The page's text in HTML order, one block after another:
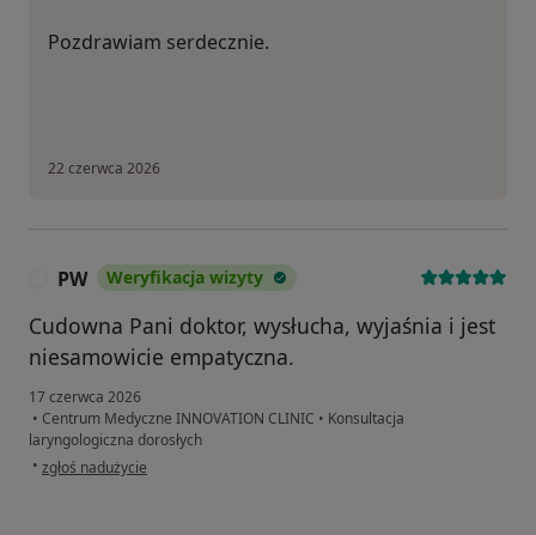
Pozdrawiam serdecznie.
22 czerwca 2026
PW Weryfikacja wizyty
Cudowna Pani doktor, wysłucha, wyjaśnia i jest
niesamowicie empatyczna.
17 czerwca 2026
• Centrum Medyczne INNOVATION CLINIC • Konsultacja
laryngologiczna dorosłych
• w opinii użytkownika PW
zgłoś nadużycie